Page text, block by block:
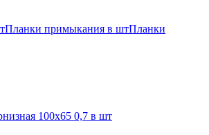
Планки примыкания в штПланки
100х65 0,7 в шт